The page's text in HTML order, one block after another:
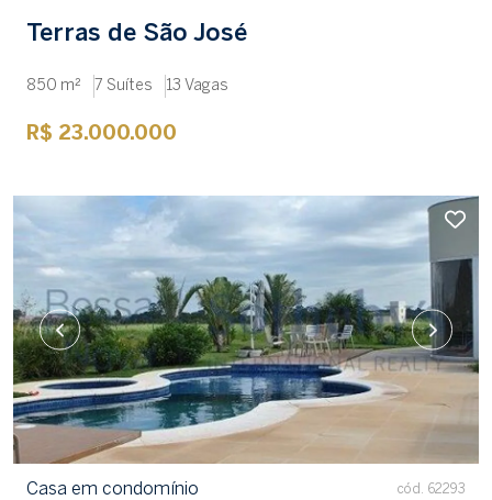
Terras de São José
850 m² 7 Suítes 13 Vagas
R$ 23.000.000
Casa em condomínio cód. 62293